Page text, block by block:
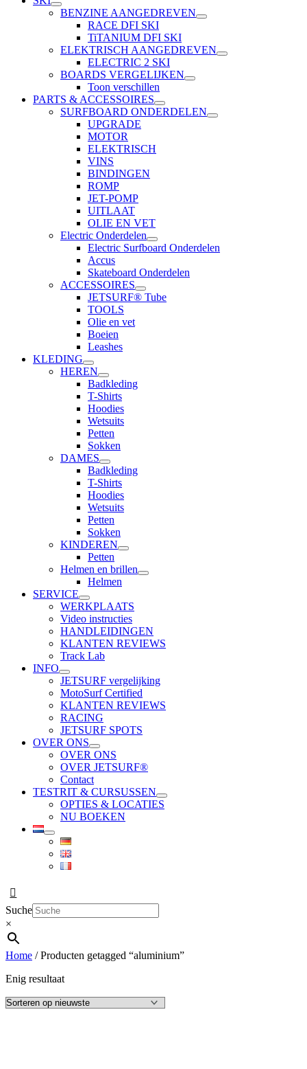
BENZINE AANGEDREVEN
RACE DFI SKI
TiTANIUM DFI SKI
ELEKTRISCH AANGEDREVEN
ELECTRIC 2 SKI
BOARDS VERGELIJKEN
Toon verschillen
PARTS & ACCESSOIRES
SURFBOARD ONDERDELEN
UPGRADE
MOTOR
ELEKTRISCH
VINS
BINDINGEN
ROMP
JET-POMP
UITLAAT
OLIE EN VET
Electric Onderdelen
Electric Surfboard Onderdelen
Accus
Skateboard Onderdelen
ACCESSOIRES
JETSURF® Tube
TOOLS
Olie en vet
Boeien
Leashes
KLEDING
HEREN
Badkleding
T-Shirts
Hoodies
Wetsuits
Petten
Sokken
DAMES
Badkleding
T-Shirts
Hoodies
Wetsuits
Petten
Sokken
KINDEREN
Petten
Helmen en brillen
Helmen
SERVICE
WERKPLAATS
Video instructies
HANDLEIDINGEN
KLANTEN REVIEWS
Track Lab
INFO
JETSURF vergelijking
MotoSurf Certified
KLANTEN REVIEWS
RACING
JETSURF SPOTS
OVER ONS
OVER ONS
OVER JETSURF®
Contact
TESTRIT & CURSUSSEN
OPTIES & LOCATIES
NU BOEKEN
Suche
×
Home / Producten getagged “aluminium”
Enig resultaat